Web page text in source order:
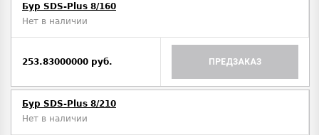
Бур SDS-Plus 8/160
Нет в наличии
253.83000000 руб. ПРЕДЗАКАЗ
Бур SDS-Plus 8/210
Нет в наличии